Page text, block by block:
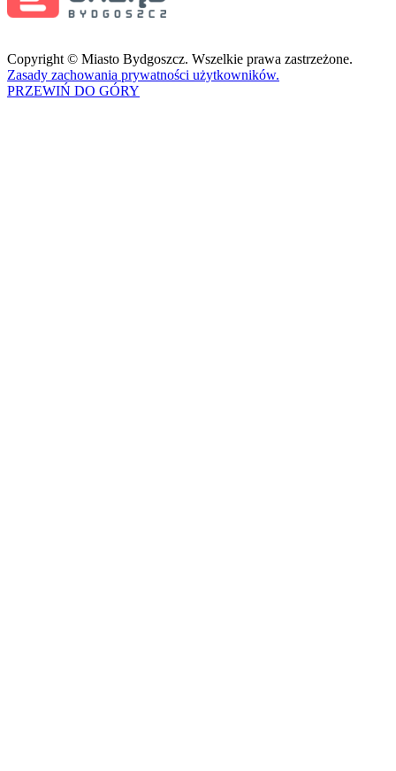
Copyright © Miasto Bydgoszcz. Wszelkie prawa zastrzeżone.
Zasady zachowania prywatności użytkowników.
PRZEWIŃ DO GÓRY